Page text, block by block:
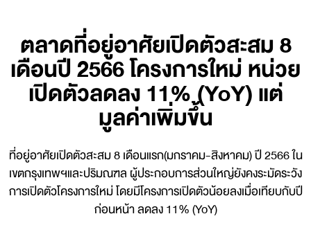
ตลาดที่อยู่อาศัยเปิดตัวสะสม 8
เดือนปี 2566 โครงการใหม่ หน่วย
เปิดตัวลดลง 11% (YoY) แต่
มูลค่าเพิ่มขึ้น
ที่อยู่อาศัยเปิดตัวสะสม 8 เดือนแรก(มกราคม-สิงหาคม) ปี 2566 ใน
เขตกรุงเทพฯและปริมณฑล ผู้ประกอบการส่วนใหญ่ยังคงระมัดระวัง
การเปิดตัวโครงการใหม่ โดยมีโครงการเปิดตัวน้อยลงเมื่อเทียบกับปี
ก่อนหน้า ลดลง 11% (YoY)